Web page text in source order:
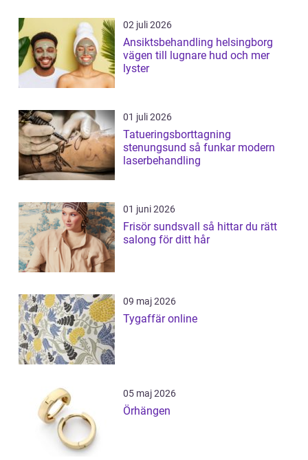
02 juli 2026
Ansiktsbehandling helsingborg
vägen till lugnare hud och mer
lyster
01 juli 2026
Tatueringsborttagning
stenungsund så funkar modern
laserbehandling
01 juni 2026
Frisör sundsvall så hittar du rätt
salong för ditt hår
09 maj 2026
Tygaffär online
05 maj 2026
Örhängen